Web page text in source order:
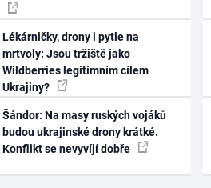
Lékárničky, drony i pytle na
mrtvoly: Jsou tržiště jako
Wildberries legitimním cílem
Ukrajiny?
Šándor: Na masy ruských vojáků
budou ukrajinské drony krátké.
Konflikt se nevyvíjí dobře